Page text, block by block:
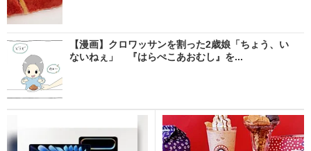
【漫画】クロワッサンを割った2歳娘「ちょう、い
ないねぇ」 『はらぺこあおむし』を...